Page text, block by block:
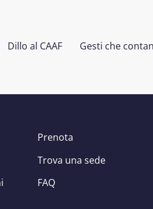
Dillo al CAAF Gesti che
Prenota
Trova una sede
FAQ